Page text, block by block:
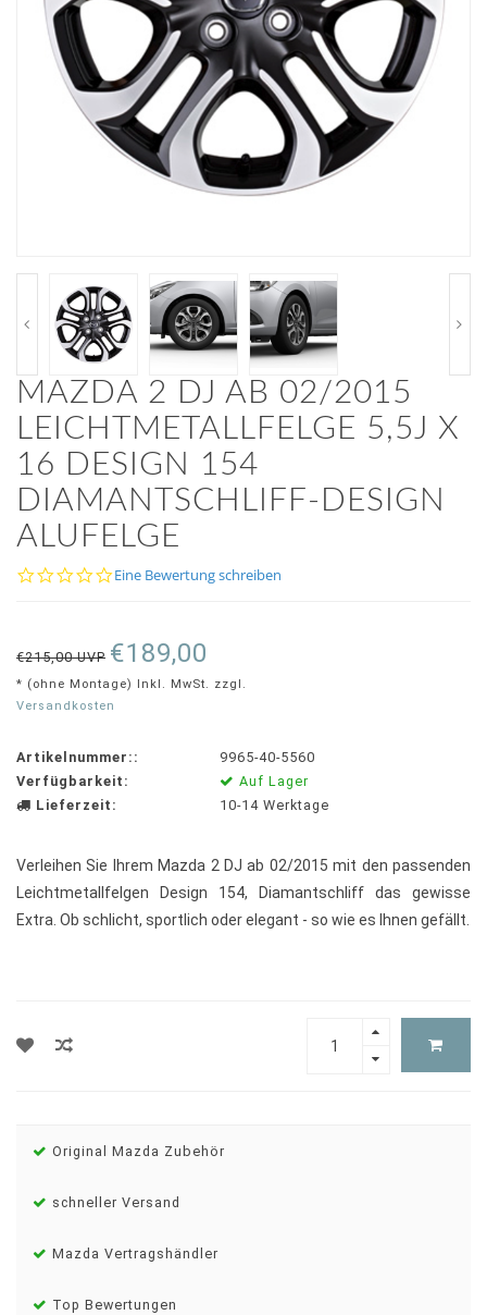
MAZDA 2 DJ AB 02/2015
LEICHTMETALLFELGE 5,5J X
16 DESIGN 154
DIAMANTSCHLIFF-DESIGN
ALUFELGE
0.0
Eine Bewertung schreiben
€215,00 UVP €189,00
* (ohne Montage) Inkl. MwSt. zzgl.
Versandkosten
Artikelnummer::
9965-40-5560
Verfügbarkeit:
Auf Lager
Lieferzeit:
10-14 Werktage
Verleihen Sie Ihrem Mazda 2 DJ ab 02/2015 mit den passenden
Leichtmetallfelgen Design 154, Diamantschliff das gewisse
Extra. Ob schlicht, sportlich oder elegant - so wie es Ihnen gefällt.
Original Mazda Zubehör
schneller Versand
Mazda Vertragshändler
Top Bewertungen